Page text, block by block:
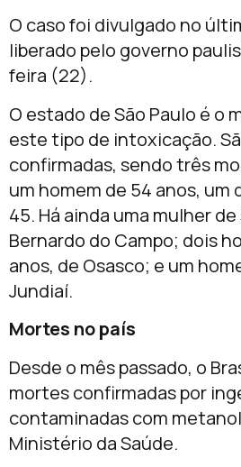
O caso foi divulgado no
liberado pelo governo
feira (22).
O estado de São Paulo é o
este tipo de intoxicação.
confirmadas, sendo três
um homem de 54 anos, um
45. Há ainda uma mulher
Bernardo do Campo; dois
anos, de Osasco; e um
Jundiaí.
Mortes no país
Desde o mês passado, o
mortes confirmadas por
contaminadas com
Ministério da Saúde.